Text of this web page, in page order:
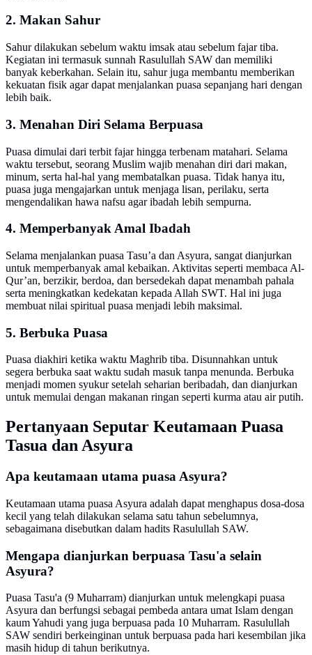
2. Makan Sahur
Sahur dilakukan sebelum waktu imsak atau sebelum fajar tiba.
Kegiatan ini termasuk sunnah Rasulullah SAW dan memiliki
banyak keberkahan. Selain itu, sahur juga membantu memberikan
kekuatan fisik agar dapat menjalankan puasa sepanjang hari dengan
lebih baik.
3. Menahan Diri Selama Berpuasa
Puasa dimulai dari terbit fajar hingga terbenam matahari. Selama
waktu tersebut, seorang Muslim wajib menahan diri dari makan,
minum, serta hal-hal yang membatalkan puasa. Tidak hanya itu,
puasa juga mengajarkan untuk menjaga lisan, perilaku, serta
mengendalikan hawa nafsu agar ibadah lebih sempurna.
4. Memperbanyak Amal Ibadah
Selama menjalankan puasa Tasu’a dan Asyura, sangat dianjurkan
untuk memperbanyak amal kebaikan. Aktivitas seperti membaca Al-
Qur’an, berzikir, berdoa, dan bersedekah dapat menambah pahala
serta meningkatkan kedekatan kepada Allah SWT. Hal ini juga
membuat nilai spiritual puasa menjadi lebih maksimal.
5. Berbuka Puasa
Puasa diakhiri ketika waktu Maghrib tiba. Disunnahkan untuk
segera berbuka saat waktu sudah masuk tanpa menunda. Berbuka
menjadi momen syukur setelah seharian beribadah, dan dianjurkan
untuk memulai dengan makanan ringan seperti kurma atau air putih.
Pertanyaan Seputar Keutamaan Puasa
Tasua dan Asyura
Apa keutamaan utama puasa Asyura?
Keutamaan utama puasa Asyura adalah dapat menghapus dosa-dosa
kecil yang telah dilakukan selama satu tahun sebelumnya,
sebagaimana disebutkan dalam hadits Rasulullah SAW.
Mengapa dianjurkan berpuasa Tasu'a selain
Asyura?
Puasa Tasu'a (9 Muharram) dianjurkan untuk melengkapi puasa
Asyura dan berfungsi sebagai pembeda antara umat Islam dengan
kaum Yahudi yang juga berpuasa pada 10 Muharram. Rasulullah
SAW sendiri berkeinginan untuk berpuasa pada hari kesembilan jika
masih hidup di tahun berikutnya.